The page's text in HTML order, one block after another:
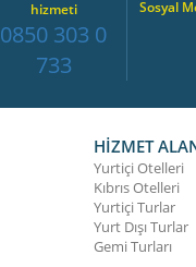
hizmeti
0850 303 0
733
Sosyal
HİZMET
Yurtiçi Otelleri
Kıbrıs Otelleri
Yurtiçi Turlar
Yurt Dışı Turlar
Gemi Turları